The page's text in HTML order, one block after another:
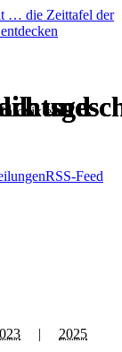
… die Zeittafel der
einer
RSS-Feed
| 2025
und
und
und
und